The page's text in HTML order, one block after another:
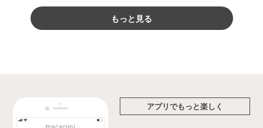
もっと見る
アプリでもっと楽しく